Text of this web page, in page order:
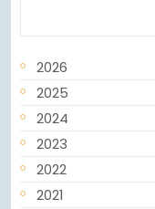
2026
2025
2024
2023
2022
2021